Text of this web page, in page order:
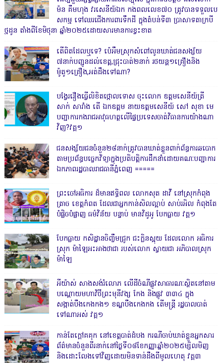
ម៉ន គឹមហុង វរសេនីយ៍ឯក កងពលលេខ៧០ ត្រូវបានទទួលបេ
សកម្ម ទៅឈរជើងការពារទឹកដី ក្នុងតំបន់ទី៣ ប្រាសាទតាក្របី
ថ្មដូន តាំងពីខែមិថុនា ឆ្នាំ២០២៥ដោយសារមានការខ្វះខាត
តើពិតដែលឬទេ? ប៉េអឹមស្រុកសំពៅលូនឃាត់ជនសង្ស័យ
៧នាក់បញ្ជូនដល់ខេត្ត,ជ្រុះបាត់២នាក់ រថយន្ត១គ្រឿងនិង
ម៉ូតូ១គ្រឿង,អត់ដឹងទៅណា?
បង្វែររឿងធ្វើលិខិតថ្កោលទោស ចុះលោក ឧត្តមសេនីយ៍ត្រី
សាក់ សារាំង តើ ឯកឧត្តម នាយឧត្តមសេនីយ៍ សៅ សុខា មេ
បញ្ជាការកងរាជអាវុធហត្ថលើផ្ទៃប្រទេសចាត់វិធានការយ៉ាងណា
វិញ?វគ្គ១
ជនសង្ស័យជនចំនួន២៨នាក់ត្រូវបានឃាត់ខ្លួនពាក់ព័ន្ធការឆបោក
តាមប្រព័ន្ធបច្ចេកវិទ្យាក្នុងប្រតិបត្តិការដឹកនាំដោយគណៈបញ្ជាការ
ឯកភាពរដ្ឋបាលរាជធានីភ្នំពេញ ‎=====
ព្រះចៅអធិការ ដ៏មានឥទ្ធិពល លោកសុត ដាវី នៅស្រុកកំពុង
ត្រាច ខេត្តកំពត ដែលជាអ្នកកាន់សិលល្អាប់ សាប់រអិល កំពុងតែ
បំផ្លិចបំផ្លាញ ធម៌វិន័យ បន្ទាប់ មានវិដូអូ បែកធ្លាយ វគ្គ១
បែកធ្លាយ កសិដ្ឋានចិញ្ចឹមជ្រូក ជះក្លិនស្អុយ ដែលលោក អធិការ
ស្រុក ម៉ាឡៃអះអាងថាជា របស់លោក ស្វាយជា អភិបាលស្រុក
ម៉ាឡៃ
អីយ៉ាស់ សាងសង់រំលោភ លើដីចំណីផ្លូវសាធារណៈស្ថិតនៅតាម
បណ្ដោយមហាវិថីព្រះមុនីវង្ស កែង និងផ្លូវ ៣៣៤ ក្នុង
សង្កាត់បឹងកេងកង១ ខណ្ឌបឹងកេងកង តើមន្ត្រី រដ្ឋបាលបាត់
ទៅណាអស់ វគ្គ១
កាន់តែក្តៅគគុក នៅខេត្តបាត់ដំបង ករណីចាប់ឃាត់ខ្លួនអ្នកសារ
ព័ត៌មានចំនួនពីរនាក់នៅថ្ងៃទី០៨ខែកញ្ញាឆ្នាំ២០២៥ម្សិលមិញ
និងដោះលែងទៅវិញដោយមិនទាន់ដឹងពីមូលហេតុ វគ្គ៣